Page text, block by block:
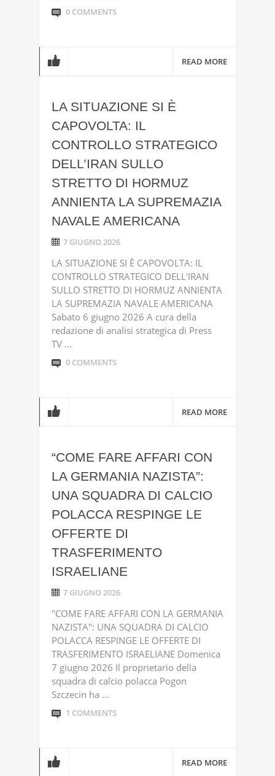
0 COMMENTS
READ MORE
LA SITUAZIONE SI È
CAPOVOLTA: IL
CONTROLLO STRATEGICO
DELL’IRAN SULLO
STRETTO DI HORMUZ
ANNIENTA LA SUPREMAZIA
NAVALE AMERICANA
7 GIUGNO 2026
LA SITUAZIONE SI È CAPOVOLTA: IL
CONTROLLO STRATEGICO DELL'IRAN
SULLO STRETTO DI HORMUZ ANNIENTA
LA SUPREMAZIA NAVALE AMERICANA
Sabato 6 giugno 2026 A cura della
redazione di analisi strategica di Press
TV ...
0 COMMENTS
READ MORE
“COME FARE AFFARI CON
LA GERMANIA NAZISTA”:
UNA SQUADRA DI CALCIO
POLACCA RESPINGE LE
OFFERTE DI
TRASFERIMENTO
ISRAELIANE
7 GIUGNO 2026
"COME FARE AFFARI CON LA GERMANIA
NAZISTA": UNA SQUADRA DI CALCIO
POLACCA RESPINGE LE OFFERTE DI
TRASFERIMENTO ISRAELIANE Domenica
7 giugno 2026 Il proprietario della
squadra di calcio polacca Pogon
Szczecin ha ...
1 COMMENTS
READ MORE